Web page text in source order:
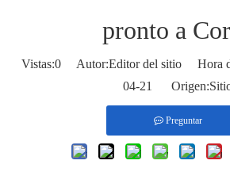
pronto a
Vistas:0Autor:Editor del sitio Hora
04-21 Origen:
Preguntar